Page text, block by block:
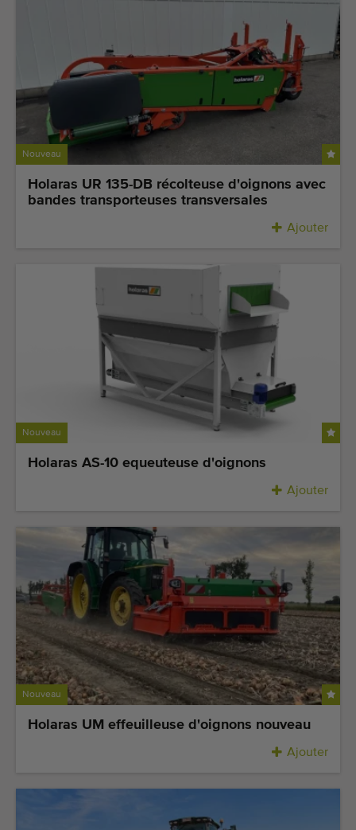
Nouveau
Holaras UR 135-DB récolteuse d'oignons avec
bandes transporteuses transversales
Ajouter
Nouveau
Holaras AS-10 equeuteuse d'oignons
Ajouter
Nouveau
Holaras UM effeuilleuse d'oignons nouveau
Ajouter